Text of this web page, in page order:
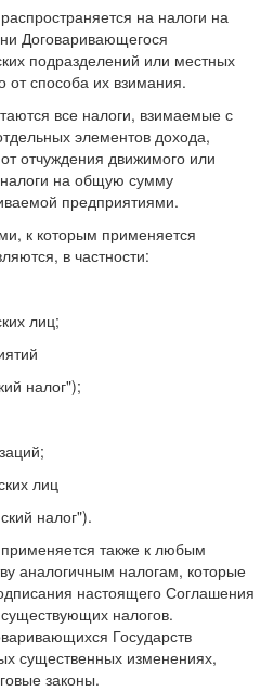
на налоги на
Договаривающегося
подразделений или местных
от способа их взимания.
все налоги, взимаемые с
элементов дохода,
отчуждения движимого или
на общую сумму
предприятиями.
к которым применяется
в частности:
лиц;
налог");
лиц
налог").
также к любым
аналогичным налогам, которые
настоящего Соглашения
налогов.
Государств
существенных изменениях,
законы.